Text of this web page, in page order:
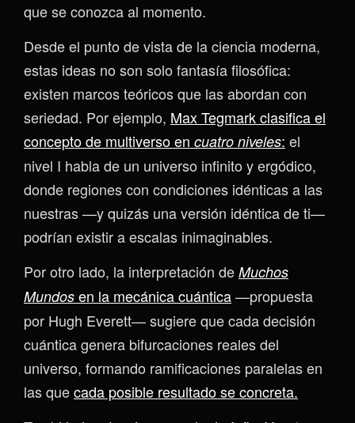
que se conozca al momento.
Desde el punto de vista de la ciencia moderna,
estas ideas no son solo fantasía filosófica:
existen marcos teóricos que las abordan con
seriedad. Por ejemplo, Max Tegmark clasifica el
concepto de multiverso en cuatro niveles: el
nivel I habla de un universo infinito y ergódico,
donde regiones con condiciones idénticas a las
nuestras —y quizás una versión idéntica de ti—
podrían existir a escalas inimaginables.
Por otro lado, la interpretación de Muchos
Mundos en la mecánica cuántica—propuesta
por Hugh Everett— sugiere que cada decisión
cuántica genera bifurcaciones reales del
universo, formando ramificaciones paralelas en
las quecada posible resultado se concreta.